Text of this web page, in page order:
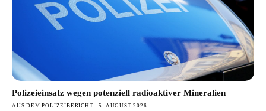
Polizeieinsatz wegen potenziell radioaktiver Mineralien
AUS DEM POLIZEIBERICHT 5. AUGUST 2026